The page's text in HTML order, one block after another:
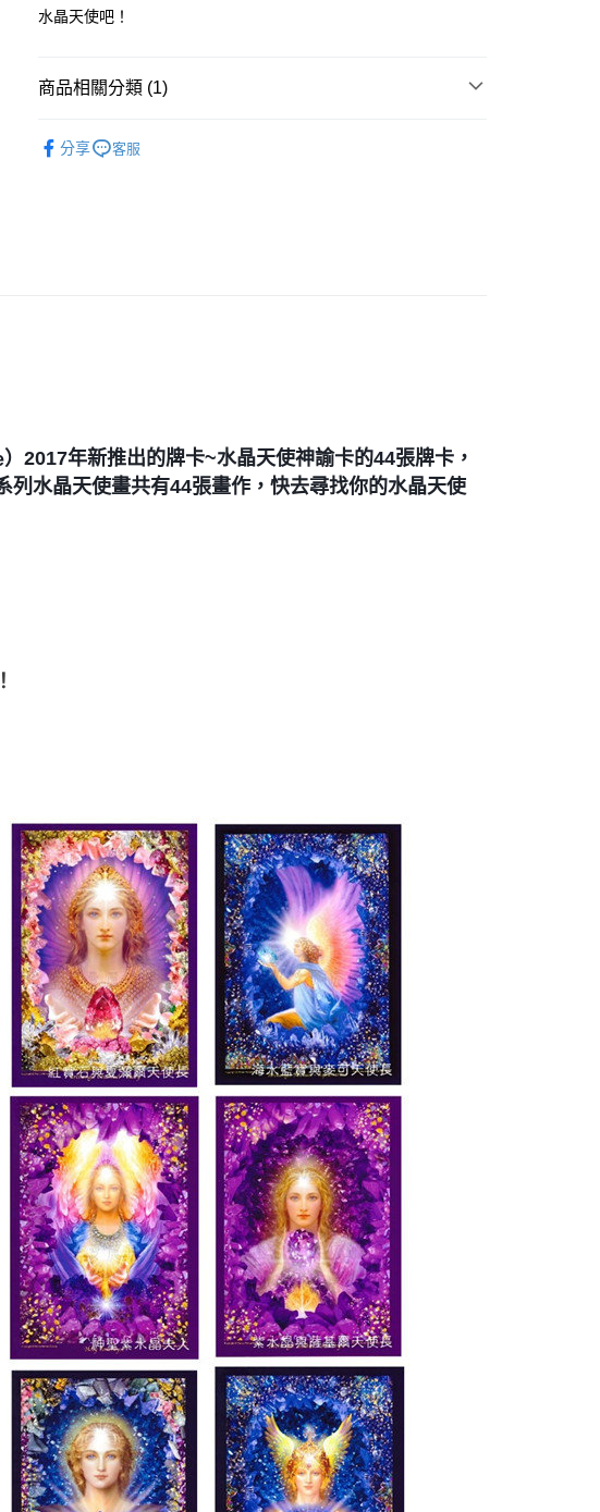
每筆NT$80，滿NT$3,000(含以上)免運費
水晶天使吧！
商品相關分類 (1)
分享
客服
）2017年新推出的牌卡~水晶天使神諭卡的44張牌卡，
列水晶天使畫共有44張畫作，快去尋找你的水晶天使
！